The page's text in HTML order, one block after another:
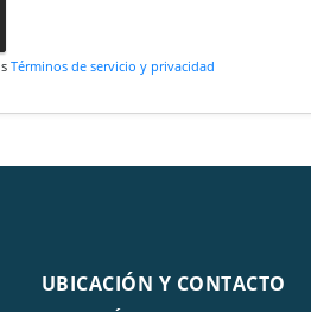
Términos de servicio y privacidad
UBICACIÓN Y CONTACTO